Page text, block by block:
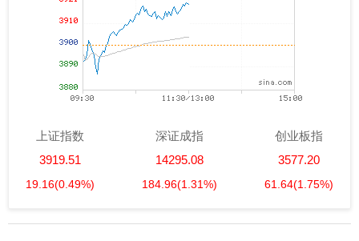
上证指数
3919.51
19.16(0.49%)
深证成指
14295.08
184.96(1.31%)
创业板指
3577.20
61.64(1.75%)